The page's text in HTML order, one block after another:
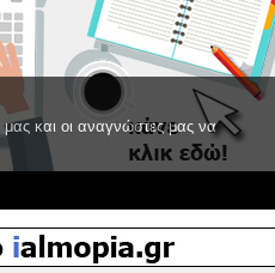
και οι αναγνώστες μας να